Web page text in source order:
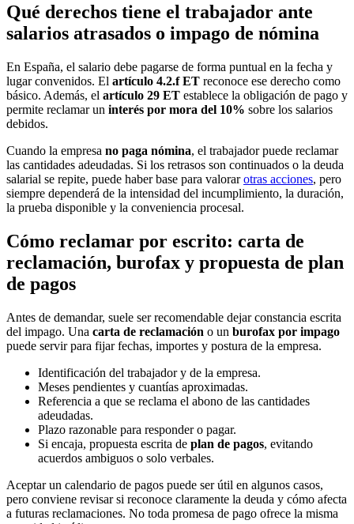
Qué derechos tiene el trabajador ante
salarios atrasados o impago de nómina
En España, el salario debe pagarse de forma puntual en la fecha y
lugar convenidos. El artículo 4.2.f ET reconoce ese derecho como
básico. Además, el artículo 29 ET establece la obligación de pago y
permite reclamar un interés por mora del 10% sobre los salarios
debidos.
Cuando la empresa no paga nómina, el trabajador puede reclamar
las cantidades adeudadas. Si los retrasos son continuados o la deuda
salarial se repite, puede haber base para valorarotras acciones, pero
siempre dependerá de la intensidad del incumplimiento, la duración,
la prueba disponible y la conveniencia procesal.
Cómo reclamar por escrito: carta de
reclamación, burofax y propuesta de plan
de pagos
Antes de demandar, suele ser recomendable dejar constancia escrita
del impago. Una carta de reclamación o un burofax por impago
puede servir para fijar fechas, importes y postura de la empresa.
Identificación del trabajador y de la empresa.
Meses pendientes y cuantías aproximadas.
Referencia a que se reclama el abono de las cantidades
adeudadas.
Plazo razonable para responder o pagar.
Si encaja, propuesta escrita de plan de pagos, evitando
acuerdos ambiguos o solo verbales.
Aceptar un calendario de pagos puede ser útil en algunos casos,
pero conviene revisar si reconoce claramente la deuda y cómo afecta
a futuras reclamaciones. No toda promesa de pago ofrece la misma